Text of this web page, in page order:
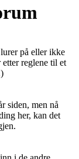
på eller ikke
reglene til et
siden, men nå
her, kan det